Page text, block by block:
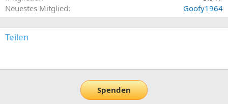
Neuestes Mitglied
Goofy1964
Teilen
Spenden